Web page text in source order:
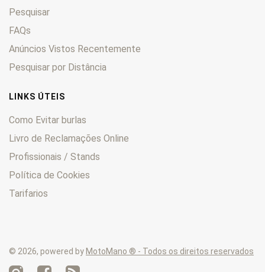
LT 0
LT-F500 0
LT-R
M 0
QuadRacer 0
QuadRunner 0
Quadsport 0
RE 0
RF 0
RK 0
RM 0
Pesquisar
FAQs
Anúncios Vistos Recentemente
Pesquisar por Distância
LINKS ÚTEIS
Como Evitar burlas
Livro de Reclamações Online
Profissionais / Stands
Política de Cookies
Tarifarios
© 2026, powered by MotoMano ® - Todos os direitos reservados